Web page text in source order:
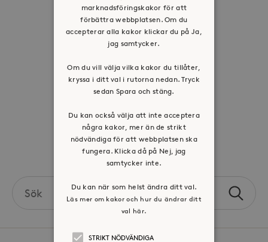
Historia
Riktlinje för personuppgifter
Tillgänglighetsredogörelse
Jobba hos oss
Press & mediakontakt
Volontär hos Stora Sköndal
the
Sök
marknadsföringskakor för att
förbättra webbplatsen. Om du
accepterar alla kakor klickar du på Ja,
jag samtycker.
Om du vill välja vilka kakor du tillåter,
kryssa i ditt val i rutorna nedan. Tryck
sedan Spara och stäng.
Du kan också välja att inte acceptera
några kakor, mer än de strikt
nödvändiga för att webbplatsen ska
fungera. Klicka då på Nej, jag
samtycker inte.
Du kan när som helst ändra ditt val.
Läs mer om kakor och hur du ändrar ditt
val här.
STRIKT NÖDVÄNDIGA